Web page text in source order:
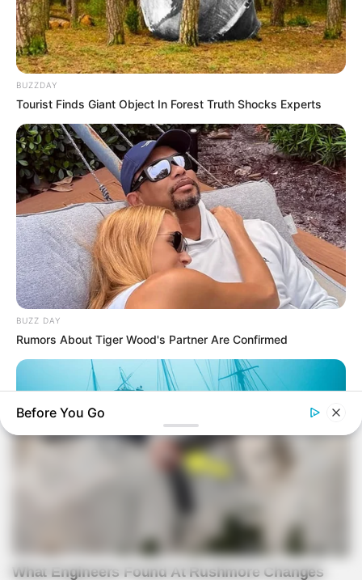
BUZZDAY
Tourist Finds Giant Object In Forest Truth Shocks Experts
BUZZ DAY
Rumors About Tiger Wood's Partner Are Confirmed
BUZZ DAY
Scientists Just Shocked The World In The Black Sea!
Before You Go